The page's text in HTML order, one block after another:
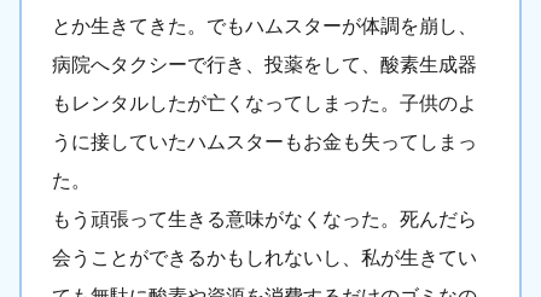
とか生きてきた。でもハムスターが体調を崩し、
病院へタクシーで行き、投薬をして、酸素生成器
もレンタルしたが亡くなってしまった。子供のよ
うに接していたハムスターもお金も失ってしまっ
た。
もう頑張って生きる意味がなくなった。死んだら
会うことができるかもしれないし、私が生きてい